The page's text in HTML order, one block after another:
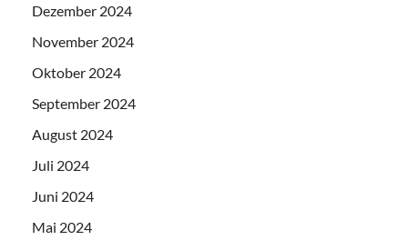
Dezember 2024
November 2024
Oktober 2024
September 2024
August 2024
Juli 2024
Juni 2024
Mai 2024